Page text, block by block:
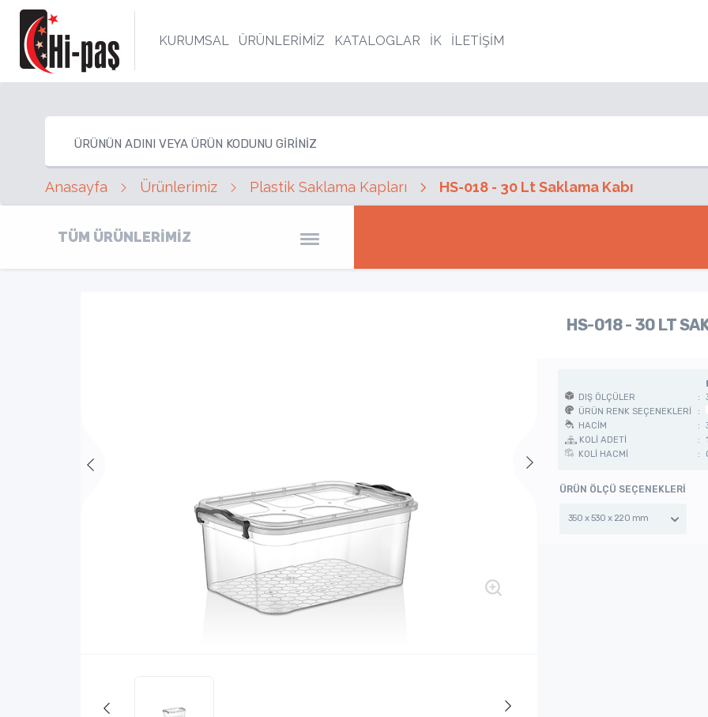
KURUMSAL ÜRÜNLERİMİZ KATALOGLAR İK İLETİŞİM
Anasayfa Ürünlerimiz Plastik Saklama Kapları HS-018 - 30 Lt Saklama Kabı
TÜM ÜRÜNLERİMİZ
HS-018 - 30 LT
DIŞ ÖLÇÜLER
:
ÜRÜN RENK SEÇENEKLERİ
:
HACİM
:
KOLİ ADETİ
:
KOLİ HACMİ
:
ÜRÜN ÖLÇÜ SEÇENEKLERİ
350 x 530 x 220 mm